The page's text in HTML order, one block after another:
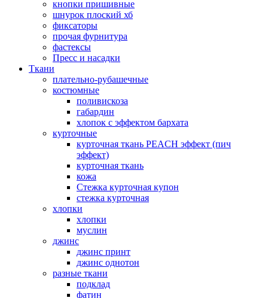
кнопки пришивные
шнурок плоский хб
фиксаторы
прочая фурнитура
фастексы
Пресс и насадки
Ткани
плательно-рубашечные
костюмные
поливискоза
габардин
хлопок с эффектом бархата
курточные
курточная ткань PEACH эффект (пич
эффект)
курточная ткань
кожа
Стежка курточная купон
стежка курточная
хлопки
хлопки
муслин
джинс
джинс принт
джинс однотон
разные ткани
подклад
фатин